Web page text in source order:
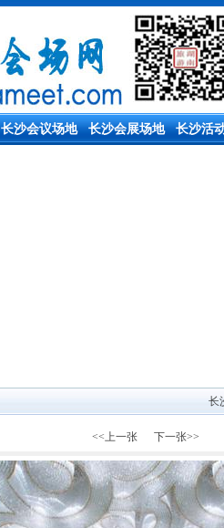
长沙会议场地 长沙会展场地 长沙活
长
<<上一张 下一张>>